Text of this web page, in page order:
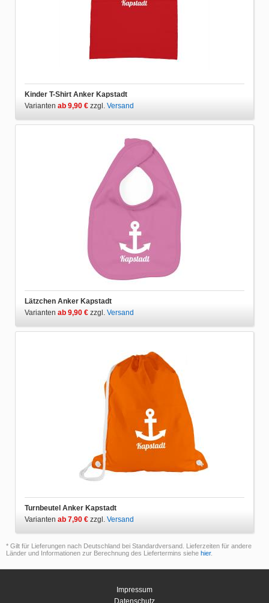
Kinder T-Shirt Anker Kapstadt
Varianten ab 9,90 € zzgl. Versand
Lätzchen Anker Kapstadt
Varianten ab 9,90 € zzgl. Versand
Turnbeutel Anker Kapstadt
Varianten ab 7,90 € zzgl. Versand
* Gilt für Lieferungen nach Deutschland bei Standardversand. Lieferzeiten für andere
Länder und Informationen zur Berechnung des Liefertermins siehe hier.
Impressum
Datenschutz